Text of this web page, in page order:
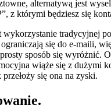
alternatywą jest
z którymi będziesz się
wykorzystanie tradycyjnej
się do e-maili,
sposób się wyróżnić.
wiąże się z dużymi
się ona na zyski.